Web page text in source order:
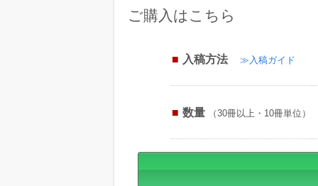
ご購入はこちら
入稿方法 ≫入稿ガイド
数量 （30冊以上・10冊単位）